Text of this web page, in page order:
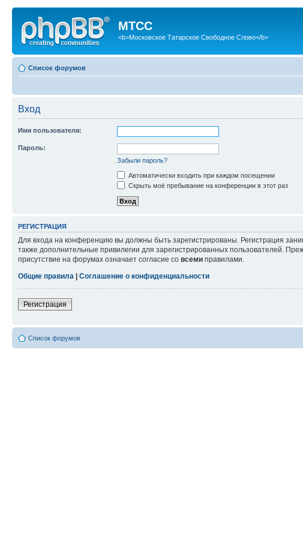
МТСС
<b>Московское Татарское Свободное Слово</b>
Список форумов
Вход
Имя пользователя:
Пароль:
Забыли пароль?
Автоматически входить при каждом посещении
Скрыть моё пребывание на конференции в этот раз
РЕГИСТРАЦИЯ
Для входа на конференцию вы должны быть зарегистрированы. Регистрация
также дополнительные привилегии для зарегистрированных пользователей.
присутствие на форумах означает согласие со всеми правилами.
Общие правила
Соглашение о конфиденциальности
Регистрация
Список форумов